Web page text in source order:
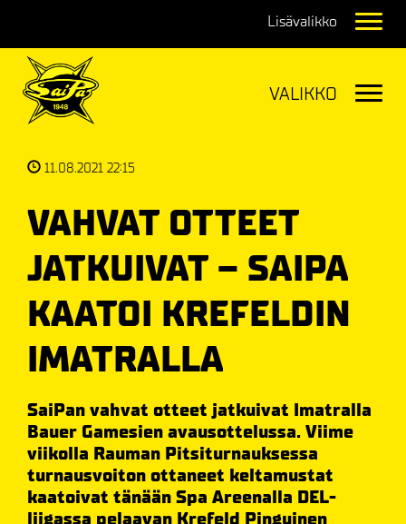
11.08.2021 22:15
VAHVAT OTTEET
JATKUIVAT – SAIPA
KAATOI KREFELDIN
IMATRALLA
SaiPan vahvat otteet jatkuivat Imatralla
Bauer Gamesien avausottelussa. Viime
viikolla Rauman Pitsiturnauksessa
turnausvoiton ottaneet keltamustat
kaatoivat tänään Spa Areenalla DEL-
liigassa pelaavan Krefeld Pinguinen